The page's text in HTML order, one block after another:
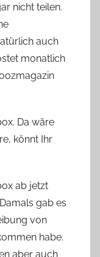
nicht teilen.
auch
monatlich
Da wäre
könnt Ihr
ab jetzt
gab es
von
habe.
aber auch